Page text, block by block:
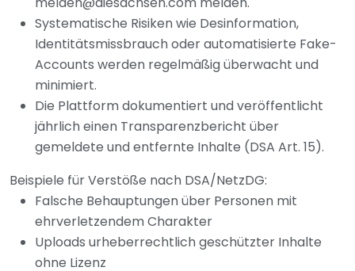
Systematische Risiken wie Desinformation,
Identitätsmissbrauch oder automatisierte Fake-
Accounts werden regelmäßig überwacht und
minimiert.
Die Plattform dokumentiert und veröffentlicht
jährlich einen Transparenzbericht über
gemeldete und entfernte Inhalte (DSA Art. 15).
Beispiele für Verstöße nach DSA/NetzDG:
Falsche Behauptungen über Personen mit
ehrverletzendem Charakter
Uploads urheberrechtlich geschützter Inhalte
ohne Lizenz